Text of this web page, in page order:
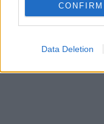
CONFIRM
Data Deletion